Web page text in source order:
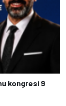
kongresi 9